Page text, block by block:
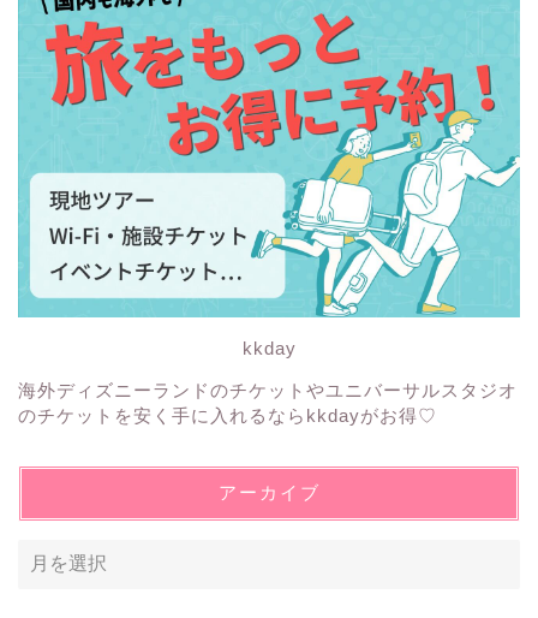
kkday
海外ディズニーランドのチケットやユニバーサルスタジオ
のチケットを安く手に入れるならkkdayがお得♡
アーカイブ